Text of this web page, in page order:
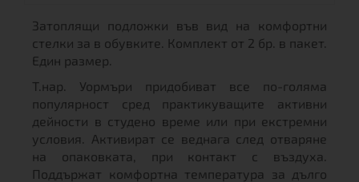
Затоплящи подложки във вид на комфортни
стелки за в обувките. Комплект от 2 бр. в пакет.
Един размер.
Т.нар. Уормъри придобиват все по-голяма
популярност сред практикуващите активни
дейности в студено време или при екстремни
условия. Активират се веднага след отваряне
на опаковката, при контакт с въздуха.
Поддържат комфортна температура за дълго